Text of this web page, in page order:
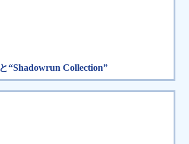
“Shadowrun Collection”